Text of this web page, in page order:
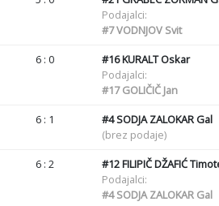
Podajalci:
#7VODNJOV Svit
6 : 0 #16KURALT Oskar
Podajalci:
#17GOLIČIČ Jan
6 : 1 #4SODJA ZALOKAR Gal
(brez podaje)
6 : 2 #12FILIPIČ DŽAFIĆ
Podajalci:
#4SODJA ZALOKAR Gal